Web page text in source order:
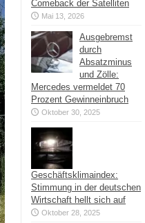
Comeback der Satelliten
Mai 13, 2026
Ausgebremst
durch
Absatzminus
und Zölle:
Mercedes vermeldet 70
Prozent Gewinneinbruch
Oktober 30, 2025
Geschäftsklimaindex:
Stimmung in der deutschen
Wirtschaft hellt sich auf
Oktober 28, 2025